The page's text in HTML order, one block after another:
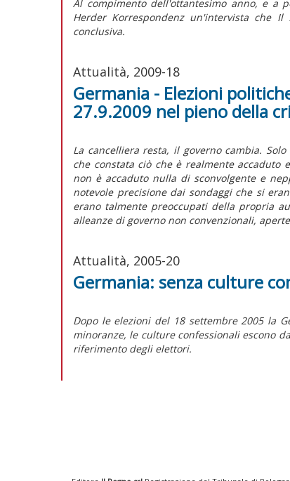
Al compimento dell'ottantesimo anno, e a
Herder Korrespondenz un'intervista che
conclusiva.
Attualità, 2009-18
Germania - Elezioni
27.9.2009 nel pieno della
La cancelliera resta, il governo cambia.
che constata ciò che è realmente
non è accaduto nulla di sconvolgente e
notevole precisione dai sondaggi che si
erano talmente preoccupati della propria
alleanze di governo non convenzionali,
Attualità, 2005-20
Germania: senza culture
Dopo le elezioni del 18 settembre 2005 la
minoranze, le culture confessionali escono
riferimento degli elettori.